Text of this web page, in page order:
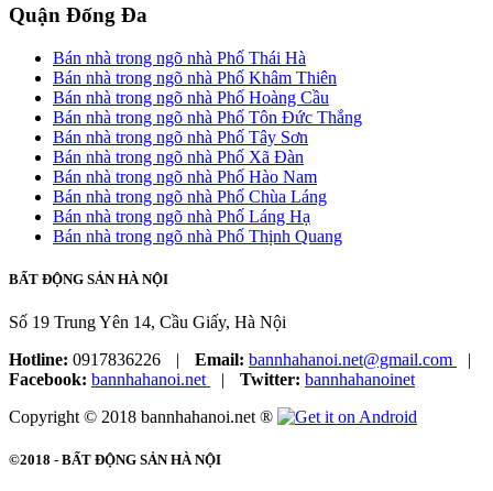
Quận Đống Đa
Bán nhà trong ngõ nhà Phố Thái Hà
Bán nhà trong ngõ nhà Phố Khâm Thiên
Bán nhà trong ngõ nhà Phố Hoàng Cầu
Bán nhà trong ngõ nhà Phố Tôn Đức Thắng
Bán nhà trong ngõ nhà Phố Tây Sơn
Bán nhà trong ngõ nhà Phố Xã Đàn
Bán nhà trong ngõ nhà Phố Hào Nam
Bán nhà trong ngõ nhà Phố Chùa Láng
Bán nhà trong ngõ nhà Phố Láng Hạ
Bán nhà trong ngõ nhà Phố Thịnh Quang
BẤT ĐỘNG SẢN HÀ NỘI
Số 19 Trung Yên 14, Cầu Giấy, Hà Nội
Hotline: 0917836226 | Email: bannhahanoi.net@gmail.com
|
Facebook: bannhahanoi.net | Twitter: bannhahanoinet
Copyright © 2018 bannhahanoi.net ®
©2018 - BẤT ĐỘNG SẢN HÀ NỘI